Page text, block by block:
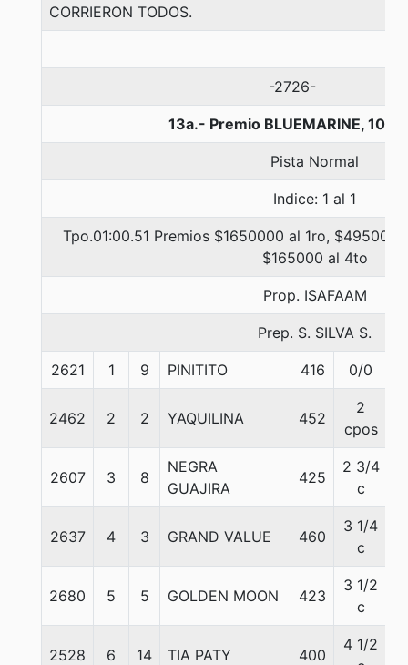
CORRIERON TODOS.
-2726-
13a.- Premio BLUEMARINE,
Pista Normal
Indice: 1 al 1
Tpo.01:00.51 Premios $1650000 al 1ro,
$165000 al 4to
Prop. ISAFAAM
Prep. S. SILVA S.
2621 1 9 PINITITO 416 0/0
2462 2 2 YAQUILINA 452
2
cpos
2607 3 8
NEGRA
GUAJIRA
425
2 3/4
c
2637 4 3 GRAND VALUE 460
3 1/4
c
2680 5 5 GOLDEN MOON 423
3 1/2
c
2528 6 14 TIA PATY 400
4 1/2